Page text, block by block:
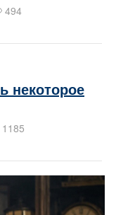
494
некоторое
1185